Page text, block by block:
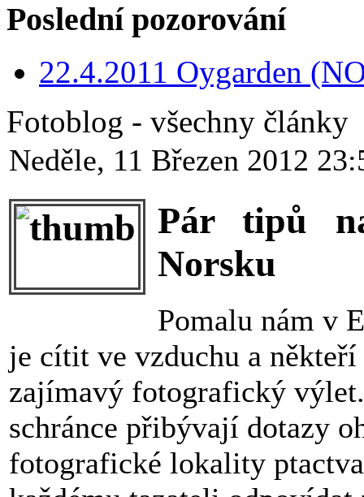
Poslední pozorování
22.4.2011 Oygarden
Fotoblog - všechny články
Neděle, 11 Březen 2012
Pár tipů
Norsku
Pomalu nám v
je cítit ve vzduchu a
zajímavý fotografický
schránce přibývají dotazy
fotografické lokality